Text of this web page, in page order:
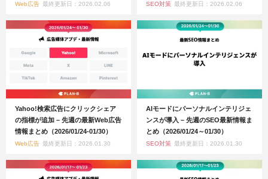
Web広告 最終更新日：2026.02.06 SEO対策 最終更新日：2026.02.06
Yahoo!検索広告にクリックシェア
の指標が追加 – 先週の最新Web広告
情報まとめ（2026/01/24-01/30）
Web広告 最終更新日：2026.01.30
AIモードにパーソナルインテリジェ
ンスが導入 – 先週のSEO最新情報ま
とめ（2026/01/24～01/30）
SEO対策 最終更新日：2026.01.30